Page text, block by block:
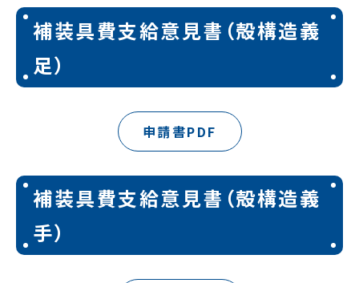
補装具費支給意見書（殻構造義
足）
申請書PDF
補装具費支給意見書（殻構造義
手）